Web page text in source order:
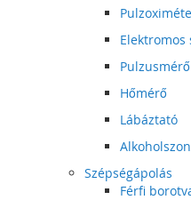
Elektromos
Pulzusmérő
Hőmérő
Lábáztató
Szépségápolás
Férfi